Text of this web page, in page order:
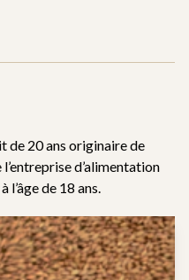
de 20 ans originaire de
d’alimentation
l’âge de 18 ans.